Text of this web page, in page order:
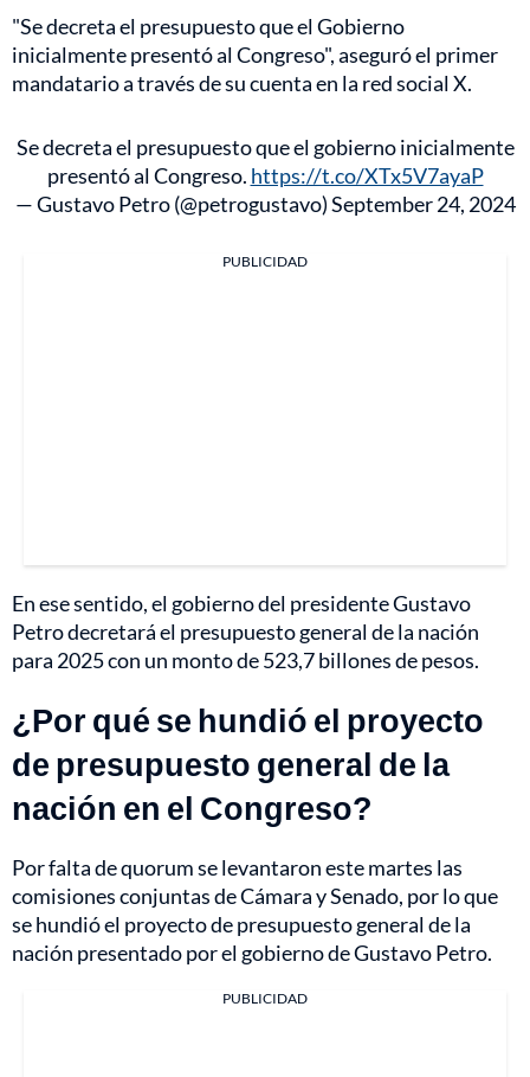
"Se decreta el presupuesto que el Gobierno
inicialmente presentó al Congreso", aseguró el primer
mandatario a través de su cuenta en la red social X.
Se decreta el presupuesto que el gobierno inicialmente
presentó al Congreso. https://t.co/XTx5V7ayaP
— Gustavo Petro (@petrogustavo)September 24, 2024
PUBLICIDAD
En ese sentido, el gobierno del presidente Gustavo
Petro decretará el presupuesto general de la nación
para 2025 con un monto de 523,7 billones de pesos.
¿Por qué se hundió el proyecto
de presupuesto general de la
nación en el Congreso?
Por falta de quorum se levantaron este martes las
comisiones conjuntas de Cámara y Senado, por lo que
se hundió el proyecto de presupuesto general de la
nación presentado por el gobierno de Gustavo Petro.
PUBLICIDAD